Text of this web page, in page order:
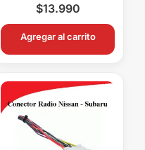
$13.990
Agregar al carrito